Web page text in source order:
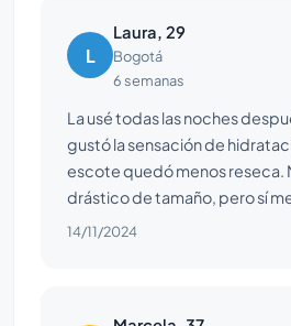
L
Laura, 29
Bogotá
6 semanas
La usé todas las noches
gustó la sensación de
escote quedó menos reseca.
drástico de tamaño, pero sí
14/11/2024